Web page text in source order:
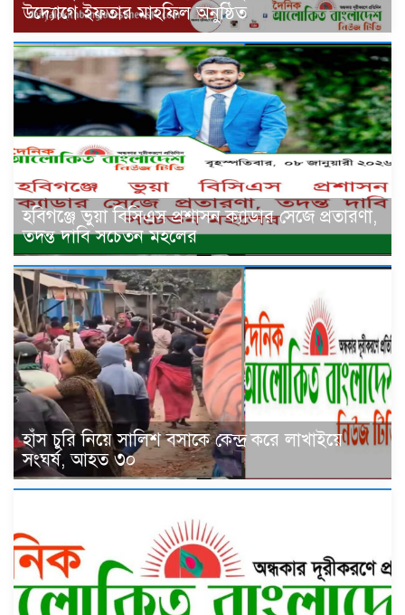
উদ্যোগে ইফতার মাহফিল অনুষ্ঠিত
হবিগঞ্জে ভুয়া বিসিএস প্রশাসন ক্যাডার সেজে প্রতারণা,
তদন্ত দাবি সচেতন মহলের
হাঁস চুরি নিয়ে সালিশ বসাকে কেন্দ্র করে লাখাইয়ে
সংঘর্ষ, আহত ৩০